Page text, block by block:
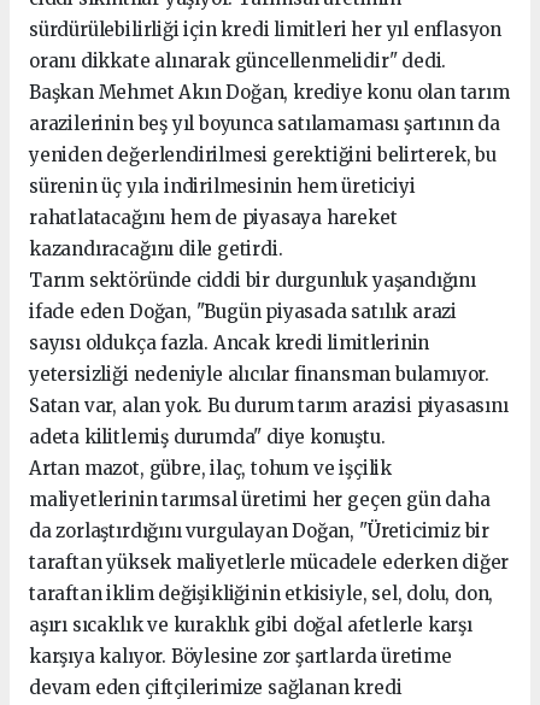
sürdürülebilirliği için kredi limitleri her yıl enflasyon
oranı dikkate alınarak güncellenmelidir" dedi.
Başkan Mehmet Akın Doğan, krediye konu olan tarım
arazilerinin beş yıl boyunca satılamaması şartının da
yeniden değerlendirilmesi gerektiğini belirterek, bu
sürenin üç yıla indirilmesinin hem üreticiyi
rahatlatacağını hem de piyasaya hareket
kazandıracağını dile getirdi.
Tarım sektöründe ciddi bir durgunluk yaşandığını
ifade eden Doğan, "Bugün piyasada satılık arazi
sayısı oldukça fazla. Ancak kredi limitlerinin
yetersizliği nedeniyle alıcılar finansman bulamıyor.
Satan var, alan yok. Bu durum tarım arazisi piyasasını
adeta kilitlemiş durumda" diye konuştu.
Artan mazot, gübre, ilaç, tohum ve işçilik
maliyetlerinin tarımsal üretimi her geçen gün daha
da zorlaştırdığını vurgulayan Doğan, "Üreticimiz bir
taraftan yüksek maliyetlerle mücadele ederken diğer
taraftan iklim değişikliğinin etkisiyle, sel, dolu, don,
aşırı sıcaklık ve kuraklık gibi doğal afetlerle karşı
karşıya kalıyor. Böylesine zor şartlarda üretime
devam eden çiftçilerimize sağlanan kredi